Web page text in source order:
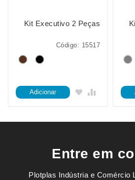
Kit Executivo 2 Peças
Código: 15517
Adicionar
Entre em
Plotplas Indústria e Comércio